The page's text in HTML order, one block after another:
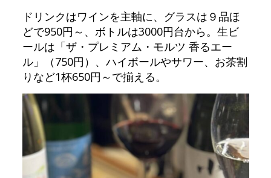
ドリンクはワインを主軸に、グラスは９品ほ
どで950円～、ボトルは3000円台から。生ビ
ールは「ザ・プレミアム・モルツ 香るエー
ル」（750円）、ハイボールやサワー、お茶割
りなど1杯650円～で揃える。